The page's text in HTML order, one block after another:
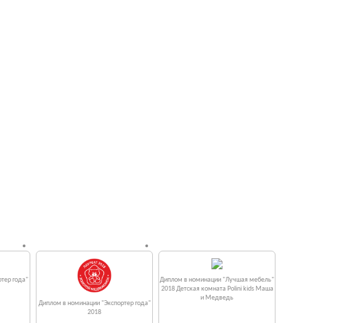
года"
Диплом в номинации "Экспортер года"
2018
Диплом в номинации "Лучшая мебель"
2018 Детская комната Polini kids Маша
и Медведь